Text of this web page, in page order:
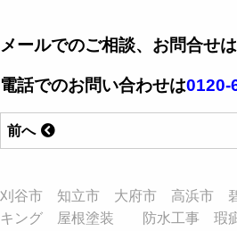
メールでのご相談、お問合せは
電話でのお問い合わせは0120-
前へ
刈谷市 知立市 大府市 高浜市
キング 屋根塗装 防水工事 瑕